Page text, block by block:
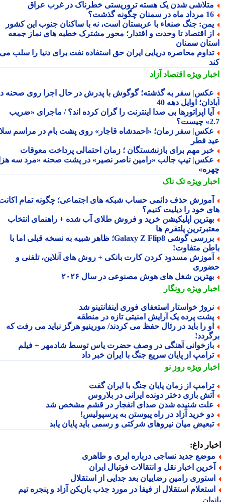
شدن یک هسته تروریستی خطرناک در غرب عراق
در سمنان چگونه گذشت؟
جنگ صنعاء با عربستان است، نه با ساکنان جنوب این کشور
اقتصاد تا وحدت و اقتدار؛ محور مشترک خطبه های نماز جمعه
سمنان
محاصره دریایی ایران حق استفاده نفت برای دنیا را سلب می
ویژهاقتصاد آزاد
سفر به گذشته؛ گوگوش با پدرش در حال اجرا روی صحنه در
اوایل دهه 40
اپراتورها بی صدا اینترنت را گران کرده اند؟ / ماجرای «ضریب
سفر زمان؛ «احمدشاه قاجار» روی پشت بام در مراسم سلام
فطر
مهم برای بازنشستگان ؛ زمان احتمالی پرداخت معوقات
تیپ جالب «رامین ناصر نصیر» در پشت صحنه «مرد سه هزار
ویژهتک ناک
حذف دائمی حساب شبکه های اجتماعی؛ چگونه تمام اکانت
خود را دیلیت کنیم؟
اپلیکیشن خرید و فروش طلای آب شده + راهنمای انتخاب
پلتفرم ها
بررسی گوشی Galaxy Z Flip8؛ ظاهر شبیه به نسخه قبلی اما با
متفاوت!
مسدود کردن کارت بانکی + روش های آنلاین، تلفنی و
شغل های هوش مصنوعی در سال ۲۰۲۶
ویژهرونگار
خواستار استعفای فوری اینفانتینو شد
پرده یک آرایش امنیتی تازه در منطقه
را باید در رئال حفظ می کردند/ مورینیو هرگز نباید می رفت که
آهنگی در وصف حضرت یاس توسط شادمهر + فیلم
از پایان سریع جنگ با ایران خبر داد
ویژهروز نو
از زمان پایان جنگ با ایران گفت
بازی دختر دونده ایرانی در بلاروس
شنیده شدن صدای انفجار در قشم مشخص شد
خرید آزاد در راه پیوستن به پرسپولیس!
میان نیروهای شرکتی و رسمی باید پایان یابد
داغ:
جدید نساجی درباره ایری و طاهری
اخبار نقل و انتقالات فوتبال ایران
رامین رضاییان بعد جدایی از استقلال
استقلال از فیفا در مورد جذب بازیکن آزاد و پنجره تیم